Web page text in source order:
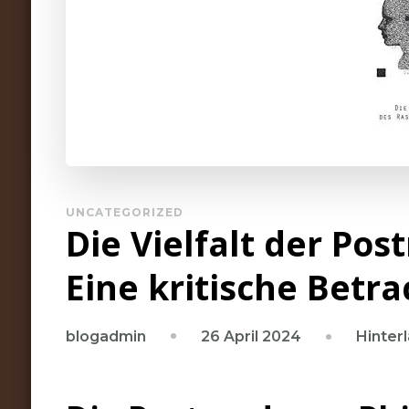
UNCATEGORIZED
Die Vielfalt der
Eine kritische
blogadmin 26 April 2024